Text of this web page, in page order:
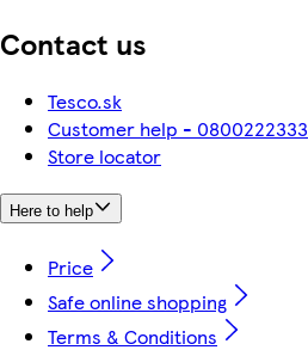
Contact us
Tesco.sk
Customer help - 0800222333
Store locator
Here to help
Price
Safe online shopping
Terms & Conditions